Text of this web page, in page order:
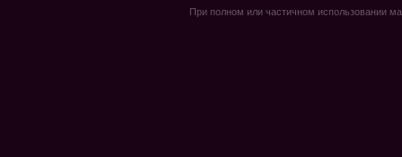
При полном или частичном использовании